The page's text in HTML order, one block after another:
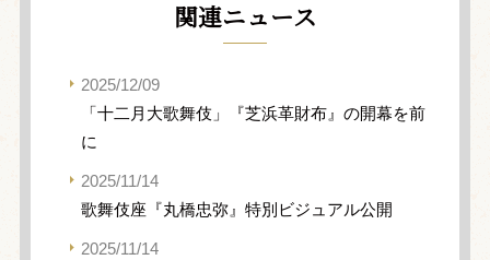
関連ニュース
2025/12/09
「十二月大歌舞伎」『芝浜革財布』の開幕を前
に
2025/11/14
歌舞伎座『丸橋忠弥』特別ビジュアル公開
2025/11/14